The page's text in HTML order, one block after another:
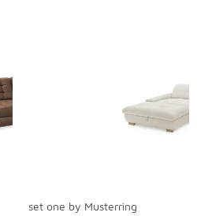
set one by Musterring